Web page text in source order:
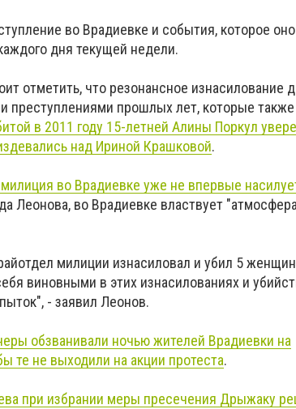
во Врадиевке и события, которое
дня текущей недели.
отметить, что резонансное изнасилование
преступлениями прошлых лет, которые
в 2011 году 15-летней Алины Поркул
над Ириной Крашковой.
во Врадиевке уже не впервые
Леонова, во Врадиевке властвует
милиции изнасиловал и убил 5
виновными в этих изнасилованиях и
- заявил Леонов.
обзванивали ночью жителей Врадиевки на
те не выходили на акции протеста.
при избрании меры пресечения Дрыжаку